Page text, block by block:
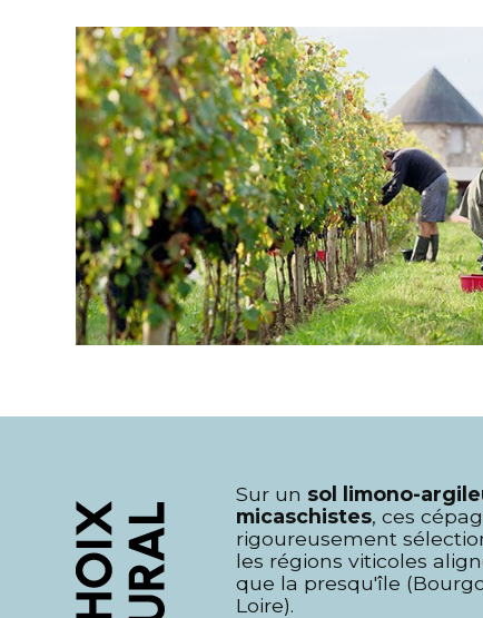
Sur un sol limono-
micaschistes, ces
rigoureusement
les régions viticoles
que la presqu'île
Loire).